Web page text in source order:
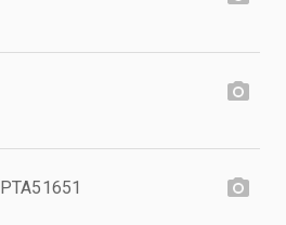
PTA51651